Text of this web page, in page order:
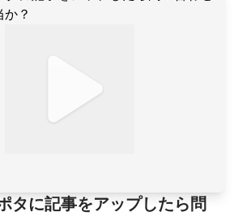
タに記事をアップしたら問